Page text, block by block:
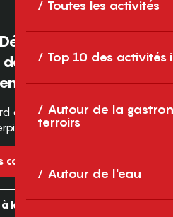
Toutes les activités
Top 10 des activités
Autour de la
terroirs
Autour de l'eau
des Pyrénées-
des Pyrénées
Cedex
contacter
la newsletter